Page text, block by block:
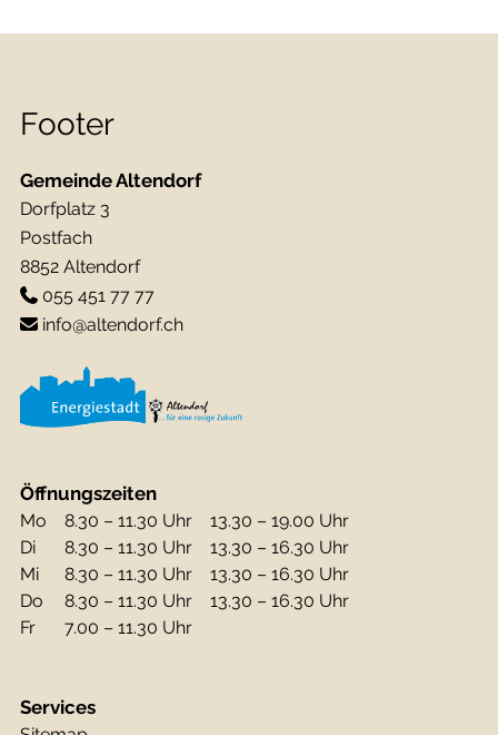
Footer
Gemeinde Altendorf
Dorfplatz 3
Postfach
8852 Altendorf
055 451 77 77
info@altendorf.ch
Öffnungszeiten
Mo 8.30 – 11.30 Uhr
13.30 – 19.00 Uhr
Di
8.30 – 11.30 Uhr
13.30 – 16.30 Uhr
Mi
8.30 – 11.30 Uhr
13.30 – 16.30 Uhr
Do
8.30 – 11.30 Uhr
13.30 – 16.30 Uhr
Fr
7.00 – 11.30 Uhr
Services